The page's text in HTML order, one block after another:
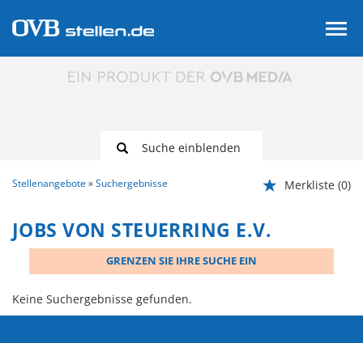
Suche einblenden
Stellenangebote Suchergebnisse Merkliste (0)
JOBS VON STEUERRING E.V.
GRENZEN SIE IHRE SUCHE EIN
Keine Suchergebnisse gefunden.